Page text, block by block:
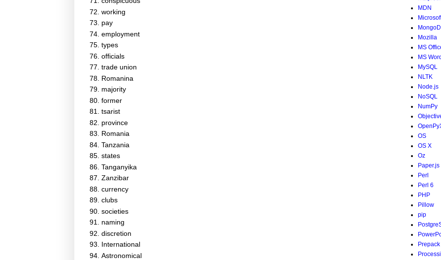
working
pay
employment
types
officials
trade union
Romanina
majority
former
tsarist
province
Romania
Tanzania
states
Tanganyika
Zanzibar
currency
clubs
societies
naming
discretion
International
Astronomical
MDN
Mozilla
MS
MS Word
MySQL
NLTK
Node.js
NoSQL
NumPy
OS
OS X
Oz
Paper.js
Perl
Perl 6
PHP
Pillow
pip
Prepack